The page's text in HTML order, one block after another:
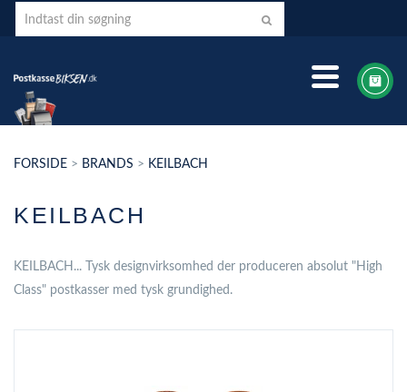
FORSIDE > BRANDS > KEILBACH
KEILBACH
KEILBACH... Tysk designvirksomhed der produceren absolut "High
Class" postkasser med tysk grundighed.